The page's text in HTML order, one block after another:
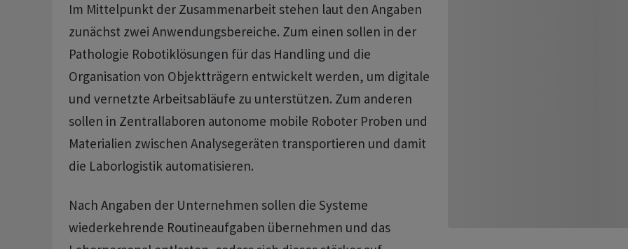
Im Mittelpunkt der Zusammenarbeit stehen laut den Angaben
zunächst zwei Anwendungsbereiche. Zum einen sollen in der
Pathologie Robotiklösungen für das Handling und die
Organisation von Objektträgern entwickelt werden, um digitale
und vernetzte Arbeitsabläufe zu unterstützen. Zum anderen
sollen in Zentrallaboren autonome mobile Roboter Proben und
Materialien zwischen Analysegeräten transportieren und damit
die Laborlogistik automatisieren.
Nach Angaben der Unternehmen sollen die Systeme
wiederkehrende Routineaufgaben übernehmen und das